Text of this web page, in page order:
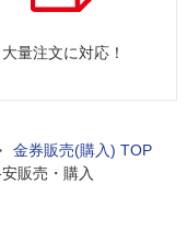
大量注文に対応！
金券販売(購入) TOP
販売・購入